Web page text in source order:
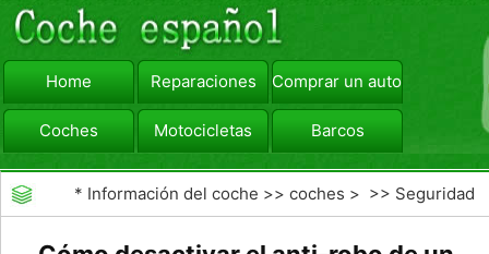
Home Reparaciones Comprar un automóvil
Coches Motocicletas Barcos
viajar Camiones
* Información del coche >>coches > >> Seguridad